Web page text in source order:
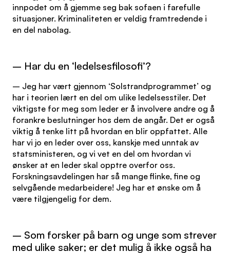
innpodet om å gjemme seg bak sofaen i farefulle
situasjoner. Kriminaliteten er veldig framtredende i
en del nabolag.
– Har du en ‘ledelsesfilosofi’?
– Jeg har vært gjennom ‘Solstrandprogrammet’ og
har i teorien lært en del om ulike ledelsesstiler. Det
viktigste for meg som leder er å involvere andre og å
forankre beslutninger hos dem de angår. Det er også
viktig å tenke litt på hvordan en blir oppfattet. Alle
har vi jo en leder over oss, kanskje med unntak av
statsministeren, og vi vet en del om hvordan vi
ønsker at en leder skal opptre overfor oss.
Forskningsavdelingen har så mange flinke, fine og
selvgående medarbeidere! Jeg har et ønske om å
være tilgjengelig for dem.
– Som forsker på barn og unge som strever
med ulike saker; er det mulig å ikke også ha